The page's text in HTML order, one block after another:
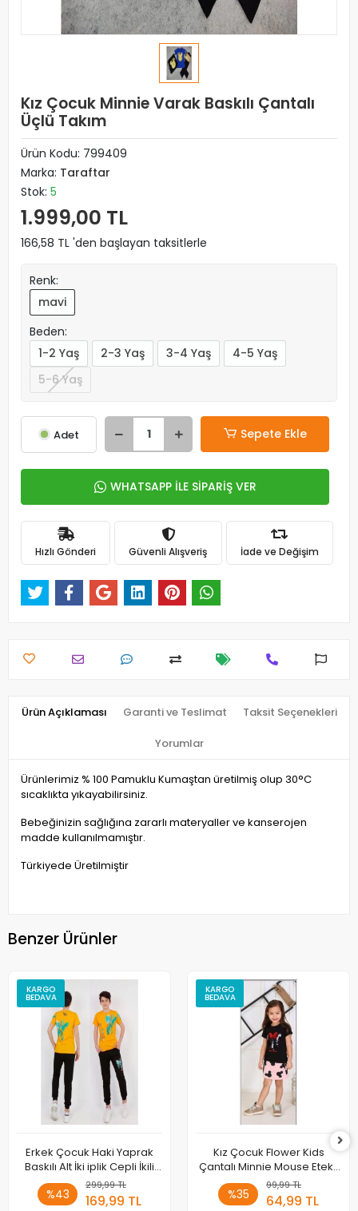
Kız Çocuk Minnie Varak Baskılı Çantalı
Üçlü Takım
Ürün Kodu: 799409
Marka: Taraftar
Stok: 5
1.999,00 TL
166,58 TL 'den başlayan taksitlerle
Renk:
mavi
Beden:
1-2 Yaş
2-3 Yaş 3-4 Yaş
4-5 Yaş
5-6 Yaş
Adet Sepete Ekle
WHATSAPP İLE SİPARİŞ VER
Hızlı Gönderi Güvenli Alışveriş İade ve Değişim
Ürün Açıklaması Garanti ve Teslimat Taksit Seçenekleri
Yorumlar
Ürünlerimiz % 100 Pamuklu Kumaştan üretilmiş olup 30°C
sıcaklıkta yıkayabilirsiniz.
Bebeğinizin sağlığına zararlı materyaller ve kanserojen
madde kullanılmamıştır.
Türkiyede Üretilmiştir
Benzer Ürünler
KARGO
BEDAVA
Erkek Çocuk Haki Yaprak
Baskılı Alt İki iplik Cepli İkili
Takım
%43
299,99 TL
169,99 TL
KARGO
BEDAVA
Kız Çocuk Flower Kids
Çantalı Minnie Mouse Etekli
Takım
%35
99,99 TL
64,99 TL